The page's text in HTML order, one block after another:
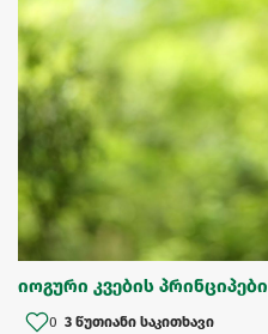
იოგური კვების პრინციპები
0 3 წუთიანი საკითხავი